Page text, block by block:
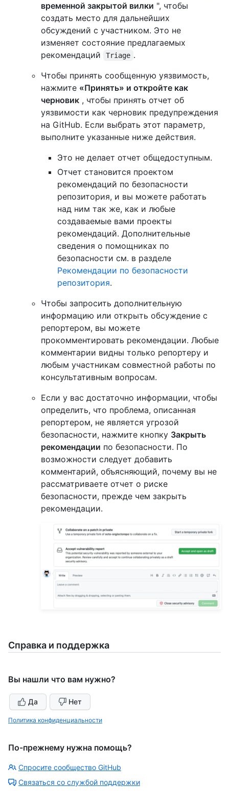
временной закрытой вилки ", чтобы
создать место для дальнейших
обсуждений с участником. Это не
изменяет состояние предлагаемых
рекомендаций
Triage .
Чтобы принять сообщенную уязвимость,
нажмите «Принять» и откройте как
черновик , чтобы принять отчет об
уязвимости как черновик предупреждения
на GitHub. Если выбрать этот параметр,
выполните указанные ниже действия.
Это не делает отчет общедоступным.
Отчет становится проектом
рекомендаций по безопасности
репозитория, и вы можете работать
над ним так же, как и любые
создаваемые вами проекты
рекомендаций. Дополнительные
сведения о помощниках по
безопасности см. в разделе
Рекомендации по безопасности
репозитория.
Чтобы запросить дополнительную
информацию или открыть обсуждение с
репортером, вы можете
прокомментировать рекомендации. Любые
комментарии видны только репортеру и
любым участникам совместной работы по
консультативным вопросам.
Если у вас достаточно информации, чтобы
определить, что проблема, описанная
репортером, не является угрозой
безопасности, нажмите кнопку Закрыть
рекомендации по безопасности. По
возможности следует добавить
комментарий, объясняющий, почему вы не
рассматриваете отчет о риске
безопасности, прежде чем закрыть
рекомендации.
Справка и поддержка
Вы нашли что вам нужно?
Да Нет
Политика конфиденциальности
По-прежнему нужна помощь?
Спросите сообщество GitHub
Связаться со службой поддержки